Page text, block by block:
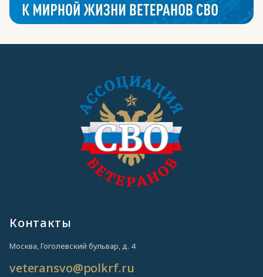
Контакты
Москва, Гоголевский бульвар, д. 4
veteransvo@polkrf.ru